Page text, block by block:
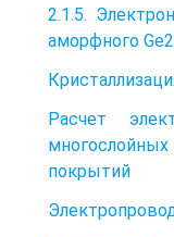
2.1.5.
аморфного
Расчет
покрытий